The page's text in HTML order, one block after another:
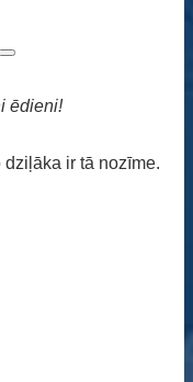
ēdieni!
ir tā nozīme.